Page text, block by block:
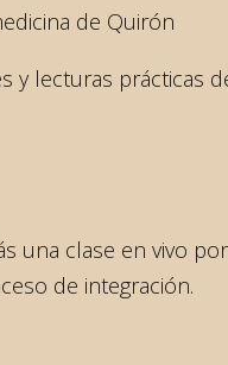
de Quirón
y lecturas prácticas
una clase en vivo
de integración.